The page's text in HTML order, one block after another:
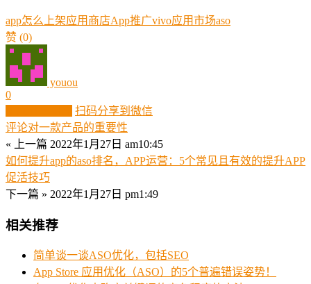
app怎么上架应用商店App推广vivo应用市场aso
赞 (0)
youou
0
扫码分享到微信
评论对一款产品的重要性
« 上一篇 2022年1月27日 am10:45
如何提升app的aso排名，APP运营：5个常见且有效的提升APP
促活技巧
下一篇 » 2022年1月27日 pm1:49
相关推荐
简单谈一谈ASO优化，包括SEO
App Store 应用优化（ASO）的5个普遍错误姿势！